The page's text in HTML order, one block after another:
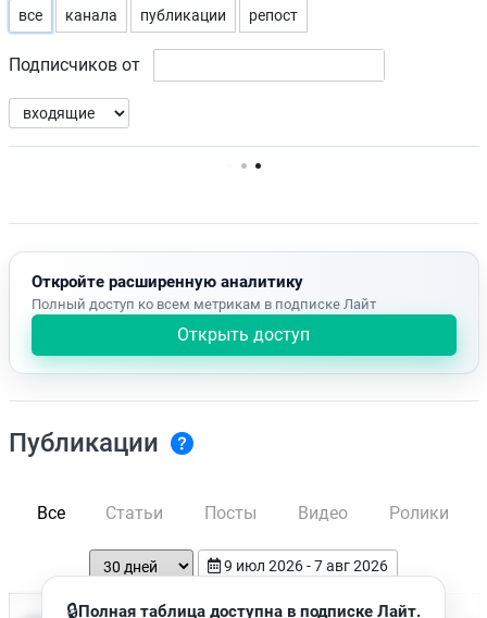
все канала публикации репост
Подписчиков от
Нет доступных упоминаний.
Откройте расширенную аналитику
Полный доступ ко всем метрикам в подписке Лайт
Открыть доступ
Публикации
Все Статьи Посты Видео Ролики
9 июл 2026 - 7 авг 2026
🔒Полная таблица доступна в подписке Лайт.